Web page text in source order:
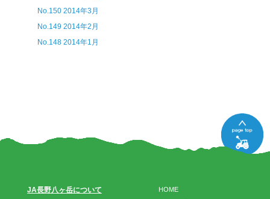
No.150 2014年3月
No.149 2014年2月
No.148 2014年1月
HOME
JA長野八ヶ岳について